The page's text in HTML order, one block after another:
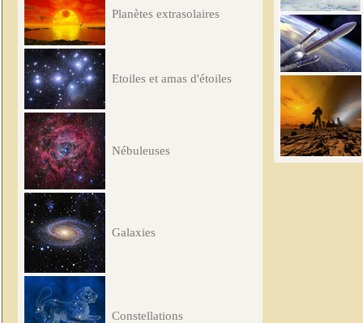
Planètes extrasolaires
Etoiles et amas d'étoiles
Nébuleuses
Galaxies
Constellations